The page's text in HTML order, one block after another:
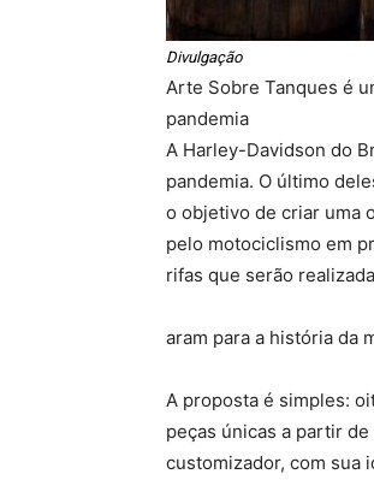
Divulgação
Arte Sobre Tanques é
pandemia
A Harley-Davidson do
pandemia. O último
o objetivo de criar uma
pelo motociclismo em
rifas que serão
aram para a história da
A proposta é simples:
peças únicas a partir
customizador, com sua